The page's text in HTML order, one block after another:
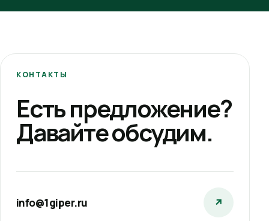
КОНТАКТЫ
Есть предложение?
Давайте обсудим.
info@1giper.ru ↗